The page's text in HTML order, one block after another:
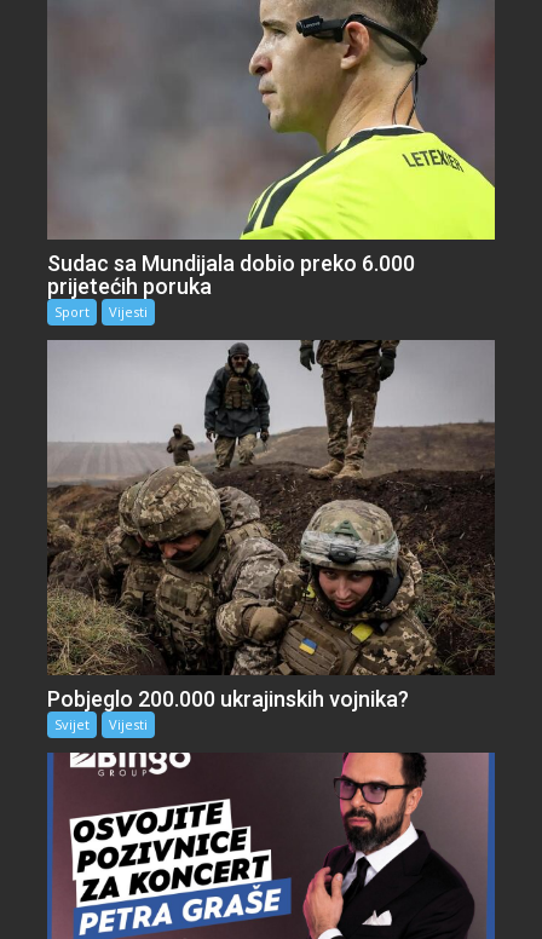
Sudac sa Mundijala dobio preko 6.000
prijetećih poruka
Sport Vijesti
Pobjeglo 200.000 ukrajinskih vojnika?
Svijet Vijesti